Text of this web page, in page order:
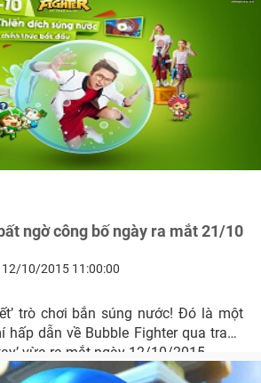
ngờ công bố ngày ra mắt 21/10
12/10/2015 11:00:00
trò chơi bắn súng nước! Đó là một
dẫn về Bubble Fighter qua trang
vừa ra mắt ngày 12/10/2015.